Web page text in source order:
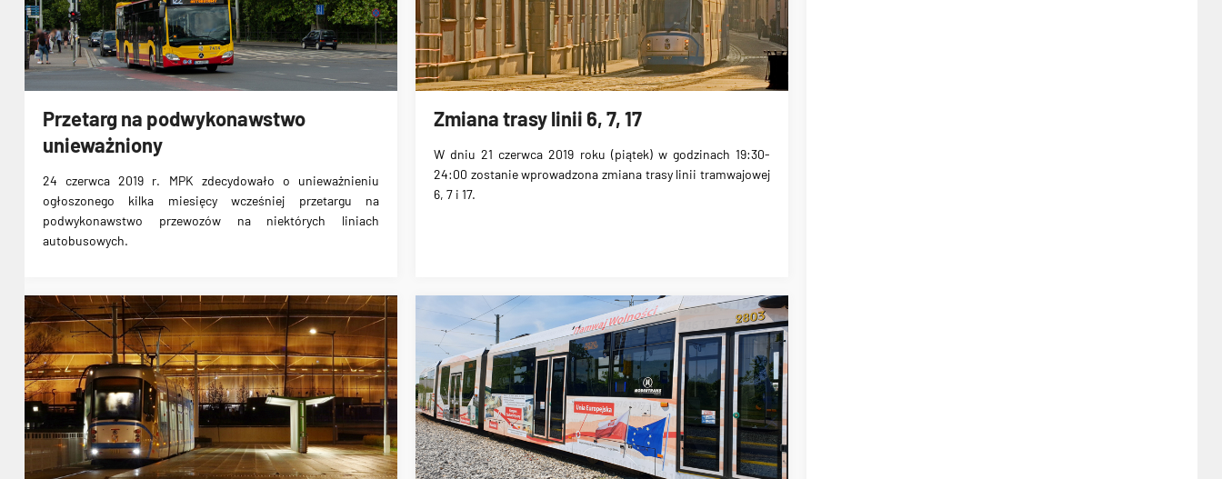
Przetarg na podwykonawstwo
unieważniony
24 czerwca 2019 r. MPK zdecydowało o unieważnieniu
ogłoszonego kilka miesięcy wcześniej przetargu na
podwykonawstwo przewozów na niektórych liniach
autobusowych.
Zmiana trasy linii 6, 7, 17
W dniu21 czerwca 2019 roku (piątek)w godzinach 19:30-
24:00 zostanie wprowadzona zmiana trasy linii tramwajowej
6, 7 i 17.